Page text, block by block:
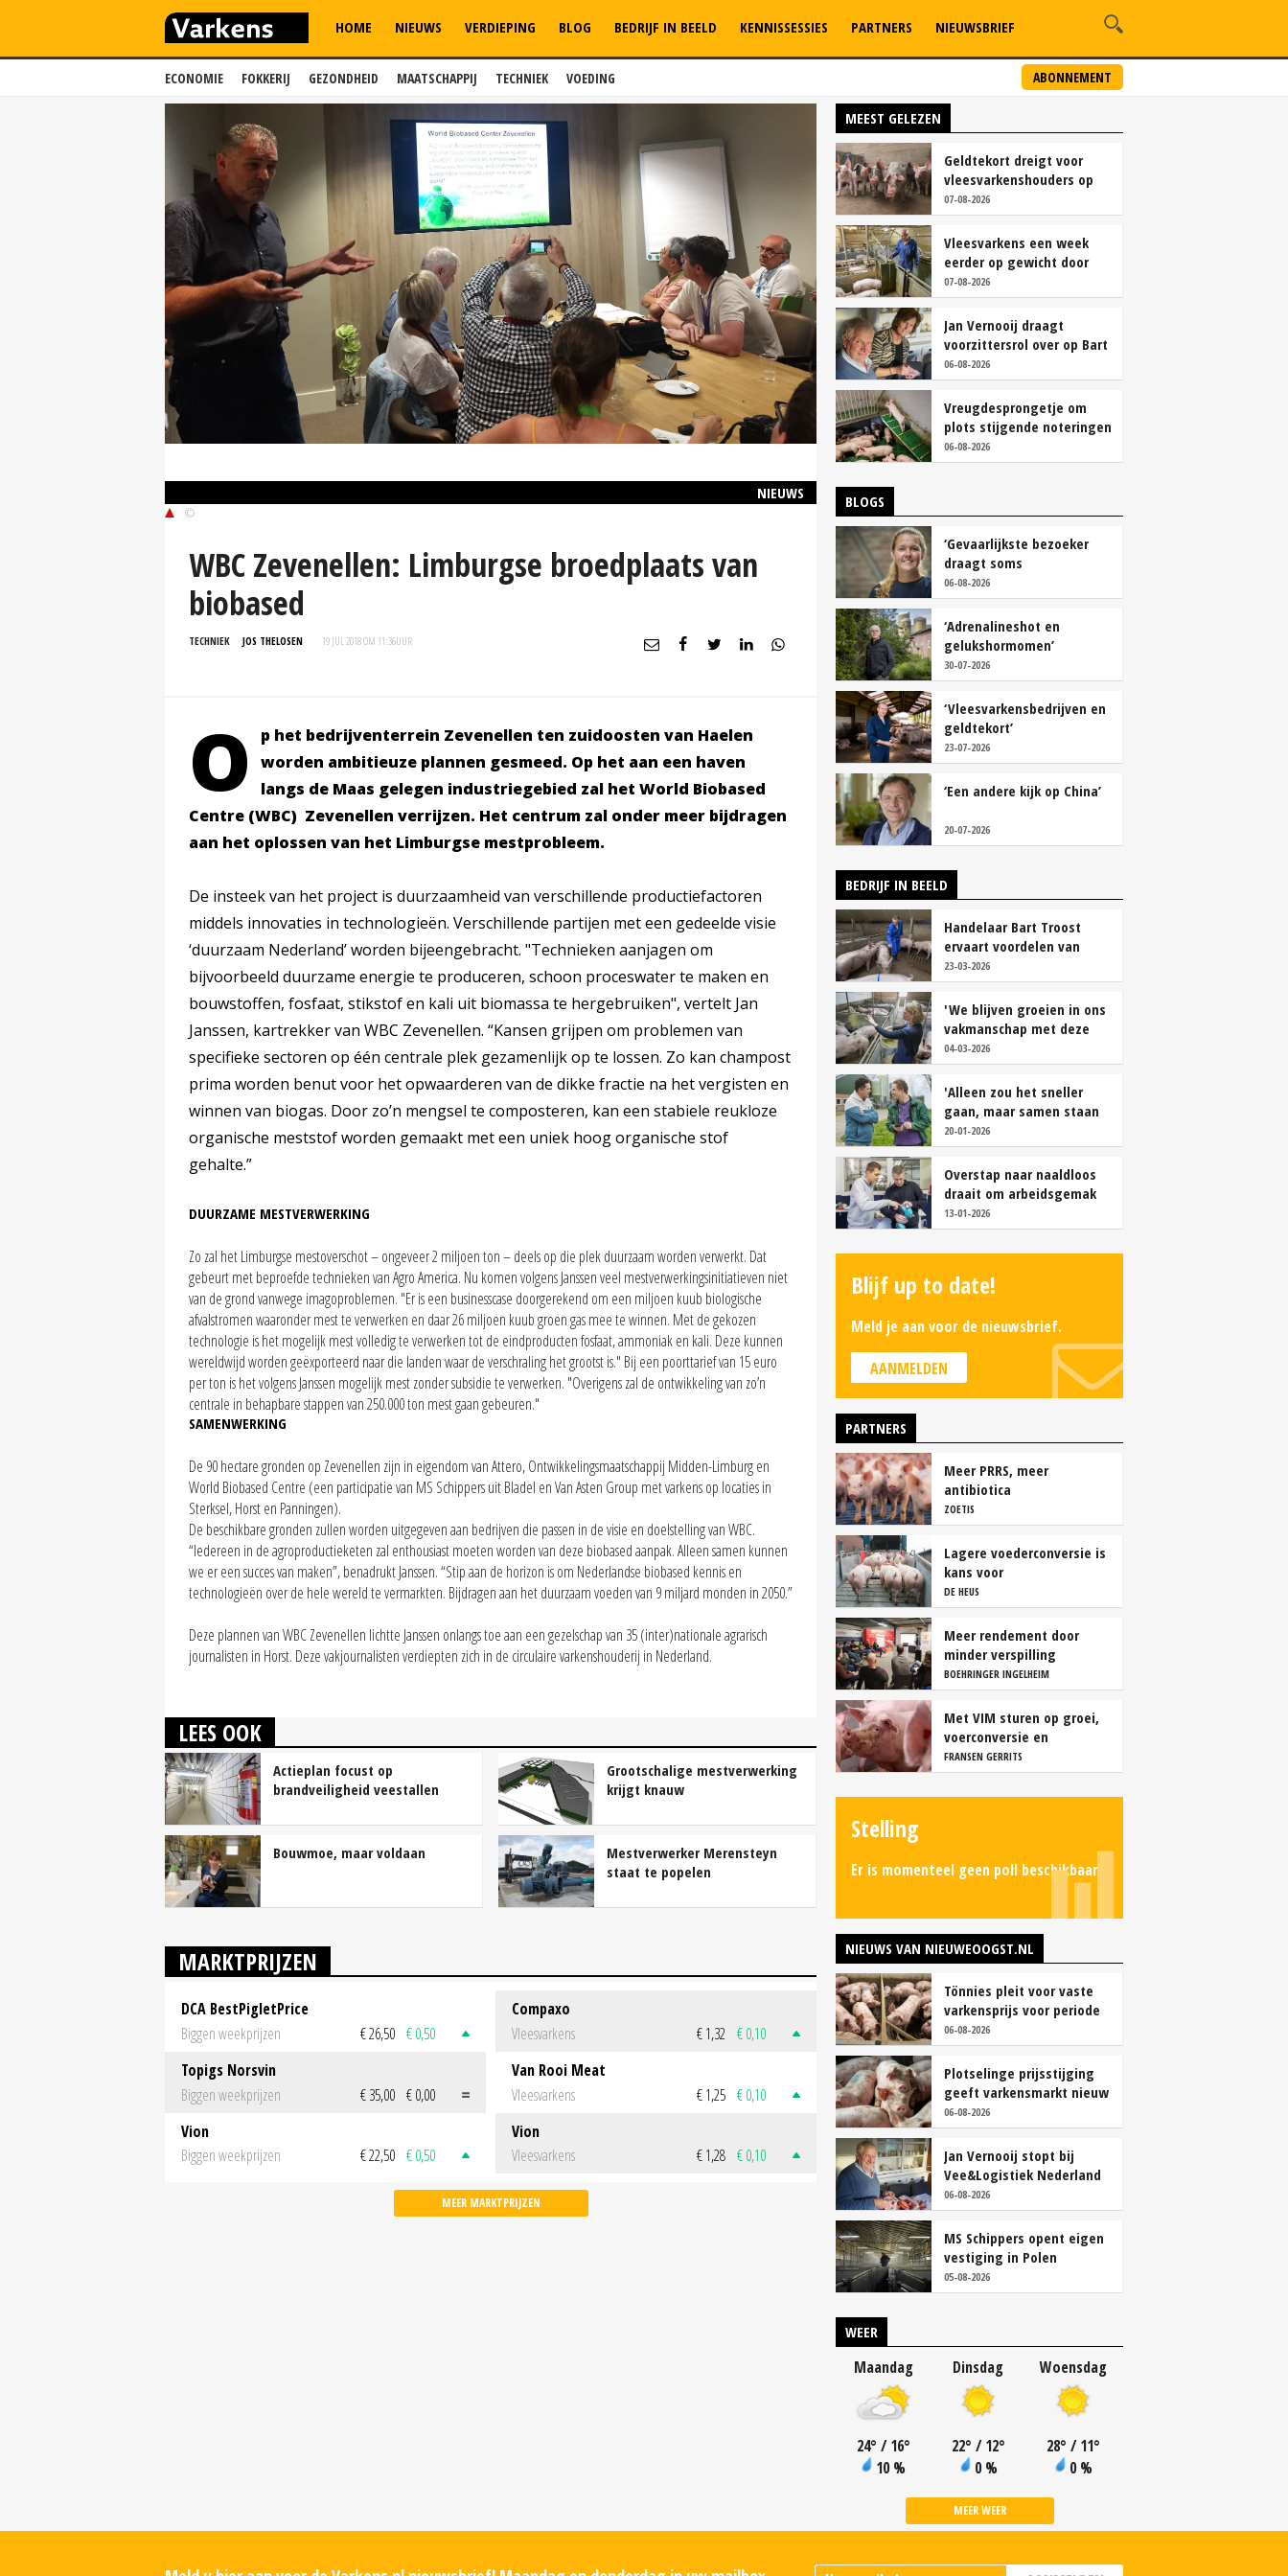
ECONOMIE FOKKERIJ GEZONDHEID MAATSCHAPPIJ TECHNIEK VOEDING ABONNEMENT
HOME NIEUWS VERDIEPING BLOG BEDRIJF IN BEELD KENNISSESSIES PARTNERS NIEUWSBRIEF
NIEUWS
©
WBC Zevenellen: Limburgse broedplaats van
biobased
TECHNIEK JOS THELOSEN 19 JUL 2018 OM 11:36UUR
O
p het bedrijventerrein Zevenellen ten zuidoosten van Haelen
worden ambitieuze plannen gesmeed. Op het aan een haven
langs de Maas gelegen industriegebied zal het World Biobased
Centre (WBC) Zevenellen verrijzen. Het centrum zal onder meer bijdragen
aan het oplossen van het Limburgse mestprobleem.
De insteek van het project is duurzaamheid van verschillende productiefactoren
middels innovaties in technologieën. Verschillende partijen met een gedeelde visie
‘duurzaam Nederland’ worden bijeengebracht. "Technieken aanjagen om
bijvoorbeeld duurzame energie te produceren, schoon proceswater te maken en
bouwstoffen, fosfaat, stikstof en kali uit biomassa te hergebruiken", vertelt Jan
Janssen, kartrekker van WBC Zevenellen. “Kansen grijpen om problemen van
specifieke sectoren op één centrale plek gezamenlijk op te lossen. Zo kan champost
prima worden benut voor het opwaarderen van de dikke fractie na het vergisten en
winnen van biogas. Door zo’n mengsel te composteren, kan een stabiele reukloze
organische meststof worden gemaakt met een uniek hoog organische stof
gehalte.”
DUURZAME MESTVERWERKING
Zo zal het Limburgse mestoverschot – ongeveer 2 miljoen ton – deels op die plek duurzaam worden verwerkt. Dat
gebeurt met beproefde technieken van Agro America. Nu komen volgens Janssen veel mestverwerkingsinitiatieven niet
van de grond vanwege imagoproblemen. "Er is een businesscase doorgerekend om een miljoen kuub biologische
afvalstromen waaronder mest te verwerken en daar 26 miljoen kuub groen gas mee te winnen. Met de gekozen
technologie is het mogelijk mest volledig te verwerken tot de eindproducten fosfaat, ammoniak en kali. Deze kunnen
wereldwijd worden geëxporteerd naar die landen waar de verschraling het grootst is." Bij een poorttarief van 15 euro
per ton is het volgens Janssen mogelijk mest zonder subsidie te verwerken. "Overigens zal de ontwikkeling van zo’n
centrale in behapbare stappen van 250.000 ton mest gaan gebeuren."
SAMENWERKING
De 90 hectare gronden op Zevenellen zijn in eigendom van Attero, Ontwikkelingsmaatschappij Midden-Limburg en
World Biobased Centre (een participatie van MS Schippers uit Bladel en Van Asten Group met varkens op locaties in
Sterksel, Horst en Panningen).
De beschikbare gronden zullen worden uitgegeven aan bedrijven die passen in de visie en doelstelling van WBC.
“Iedereen in de agroproductieketen zal enthousiast moeten worden van deze biobased aanpak. Alleen samen kunnen
we er een succes van maken”, benadrukt Janssen. “Stip aan de horizon is om Nederlandse biobased kennis en
technologieën over de hele wereld te vermarkten. Bijdragen aan het duurzaam voeden van 9 miljard monden in 2050.”
Deze plannen van WBC Zevenellen lichtte Janssen onlangs toe aan een gezelschap van 35 (inter)nationale agrarisch
journalisten in Horst. Deze vakjournalisten verdiepten zich in de circulaire varkenshouderij in Nederland.
LEES OOK
Actieplan focust op
brandveiligheid veestallen
Grootschalige mestverwerking
krijgt knauw
Bouwmoe, maar voldaan
Mestverwerker Merensteyn
staat te popelen
MARKTPRIJZEN
DCA BestPigletPrice
Biggen weekprijzen
€ 26,50 € 0,50
Topigs Norsvin
Biggen weekprijzen
€ 35,00 € 0,00
Vion
Biggen weekprijzen
€ 22,50 € 0,50
Compaxo
Vleesvarkens
€ 1,32 € 0,10
Van Rooi Meat
Vleesvarkens
€ 1,25 € 0,10
Vion
Vleesvarkens
€ 1,28 € 0,10
MEER MARKTPRIJZEN
MEEST GELEZEN
Geldtekort dreigt voor
vleesvarkenshouders op
vrije markt
07-08-2026
Vleesvarkens een week
eerder op gewicht door
continu aanbod van
brijvoer
07-08-2026
Jan Vernooij draagt
voorzittersrol over op Bart
Camps
06-08-2026
Vreugdesprongetje om
plots stijgende noteringen
06-08-2026
BLOGS
‘Gevaarlijkste bezoeker
draagt soms
overschoenen’
06-08-2026
‘Adrenalineshot en
gelukshormomen’
30-07-2026
‘Vleesvarkensbedrijven en
geldtekort’
23-07-2026
‘Een andere kijk op China’
20-07-2026
BEDRIJF IN BEELD
Handelaar Bart Troost
ervaart voordelen van
coöperatieve voerfusie
23-03-2026
'We blijven groeien in ons
vakmanschap met deze
teamaanpak'
04-03-2026
'Alleen zou het sneller
gaan, maar samen staan
we stukken sterker'
20-01-2026
Overstap naar naaldloos
draait om arbeidsgemak
en diervriendelijkheid
13-01-2026
Blijf up to date!
Meld je aan voor de nieuwsbrief.
AANMELDEN
PARTNERS
Meer PRRS, meer
antibiotica
ZOETIS
Lagere voederconversie is
kans voor
vleesvarkenshouders
DE HEUS
Meer rendement door
minder verspilling
BOEHRINGER INGELHEIM
Met VIM sturen op groei,
voerconversie en
rendement
FRANSEN GERRITS
Stelling
Er is momenteel geen poll beschikbaar.
NIEUWS VAN NIEUWEOOGST.NL
Tönnies pleit voor vaste
varkensprijs voor periode
van zes maanden
06-08-2026
Plotselinge prijsstijging
geeft varkensmarkt nieuw
perspectief
06-08-2026
Jan Vernooij stopt bij
Vee&Logistiek Nederland
06-08-2026
MS Schippers opent eigen
vestiging in Polen
05-08-2026
WEER
Maandag
24° / 16°
10 %
Dinsdag
22° / 12°
0 %
Woensdag
28° / 11°
0 %
MEER WEER